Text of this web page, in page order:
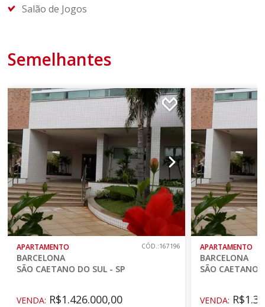
Salão de Jogos
Semelhantes
APARTAMENTO
BARCELONA
SÃO CAETANO DO SUL - SP
CÓD.:167196
VENDA: R$1.426.000,00
APARTAMENTO
BARCELONA
SÃO CAETANO
VENDA: